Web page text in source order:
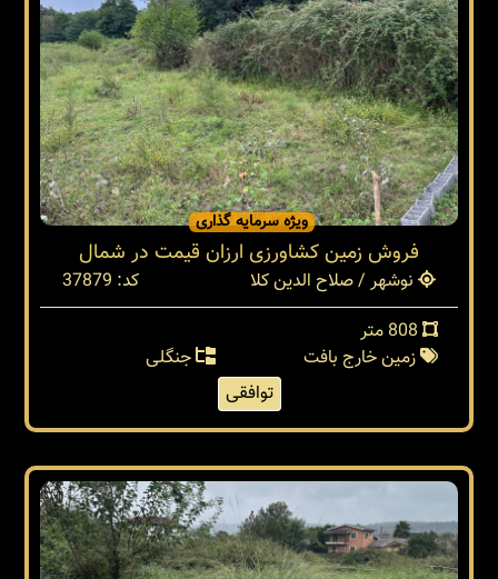
ویژه سرمایه گذاری
فروش زمین کشاورزی ارزان قیمت در شمال
نوشهر / صلاح الدین کلا
کد: 37879
زمین خارج بافت
جنگلی
توافقی